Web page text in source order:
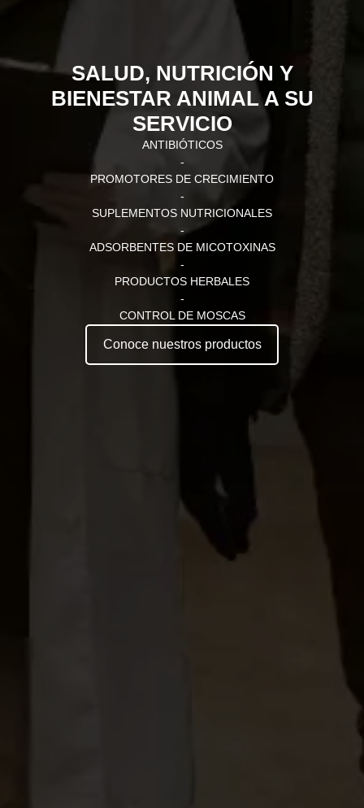
SALUD, NUTRICIÓN Y
BIENESTAR ANIMAL A SU
SERVICIO
ANTIBIÓTICOS
-
PROMOTORES DE CRECIMIENTO
-
SUPLEMENTOS NUTRICIONALES
-
ADSORBENTES DE MICOTOXINAS
-
PRODUCTOS HERBALES
-
CONTROL DE MOSCAS
Conoce nuestros productos